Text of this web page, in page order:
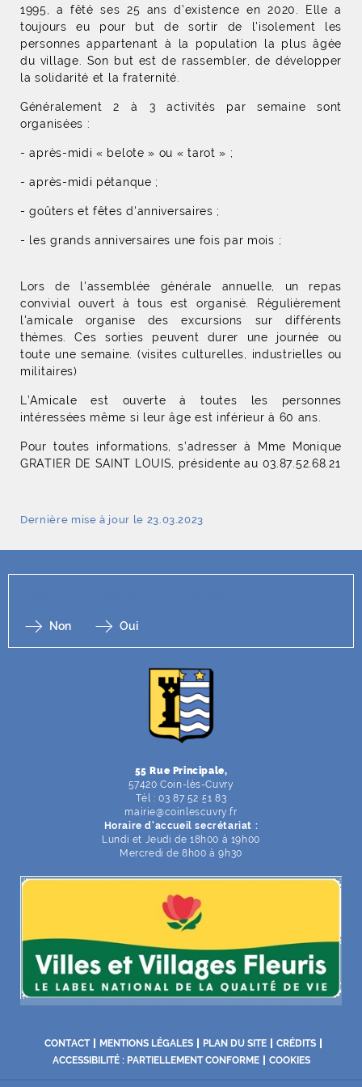
1995, a fêté ses 25 ans d’existence en 2020. Elle a
toujours eu pour but de sortir de l'isolement les
personnes appartenant à la population la plus âgée
du village. Son but est de rassembler, de développer
la solidarité et la fraternité.
Généralement 2 à 3 activités par semaine sont
organisées :
- après-midi « belote » ou « tarot » ;
- après-midi pétanque ;
- goûters et fêtes d'anniversaires ;
- les grands anniversaires une fois par mois ;
Lors de l'assemblée générale annuelle, un repas
convivial ouvert à tous est organisé. Régulièrement
l'amicale organise des excursions sur différents
thèmes. Ces sorties peuvent durer une journée ou
toute une semaine. (visites culturelles, industrielles ou
militaires)
L’Amicale est ouverte à toutes les personnes
intéressées même si leur âge est inférieur à 60 ans.
Pour toutes informations, s’adresser à Mme Monique
GRATIER DE SAINT LOUIS, présidente au 03.87.52.68.21
Dernière mise à jour le 23.03.2023
Non Oui
55 Rue Principale,
57420 Coin-lès-Cuvry
Tél : 03 87 52 51 83
mairie@coinlescuvry.fr
Horaire d'accueil secrétariat :
Lundi et Jeudi de 18h00 à 19h00
Mercredi de 8h00 à 9h30
CONTACT MENTIONS LÉGALES PLAN DU SITE
CRÉDITS
ACCESSIBILITÉ : PARTIELLEMENT CONFORME
COOKIES